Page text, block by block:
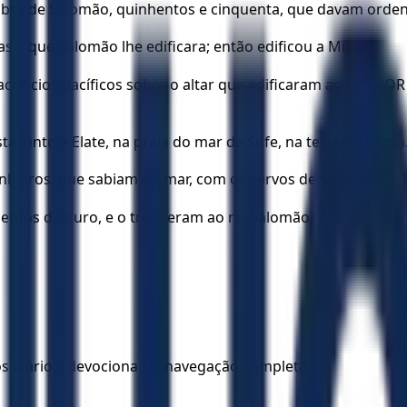
de Salomão, quinhentos e cinquenta, que davam
que Salomão lhe edificara; então edificou a Milo.
pacíficos sobre o altar que edificaram ao
junto a Elate, na praia do mar de Sufe, na terra de
que sabiam do mar, com os servos de Salomão.
de ouro, e o trouxeram ao rei Salomão.
devocionais e navegação completa.